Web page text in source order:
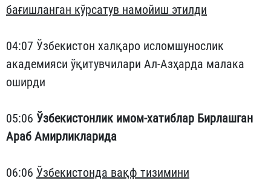
бағишланган кўрсатув намойиш этилди
04:07 Ўзбекистон халқаро исломшунослик
академияси ўқитувчилари Ал-Азҳарда малака
оширди
05:06 Ўзбекистонлик имом-хатиблар Бирлашган
Араб Амирликларида
06:06 Ўзбекистонда вақф тизимини